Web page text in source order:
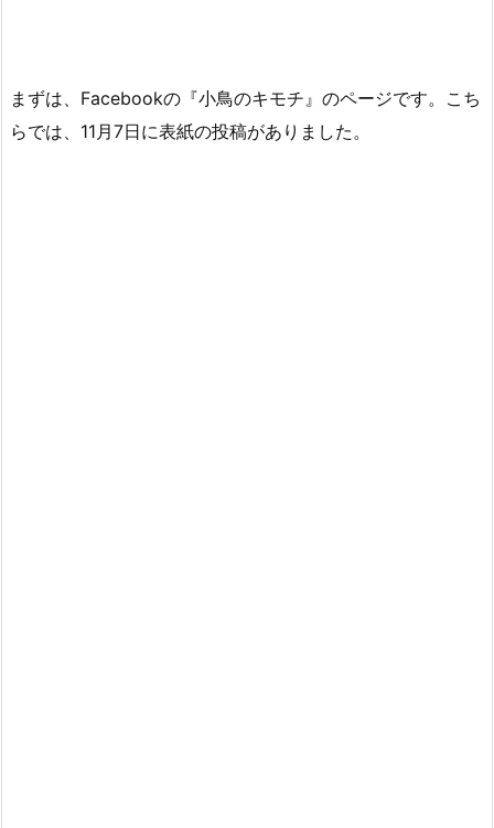
まずは、Facebookの『小鳥のキモチ』のページです。こち
らでは、11月7日に表紙の投稿がありました。